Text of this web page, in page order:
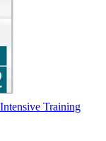
Training